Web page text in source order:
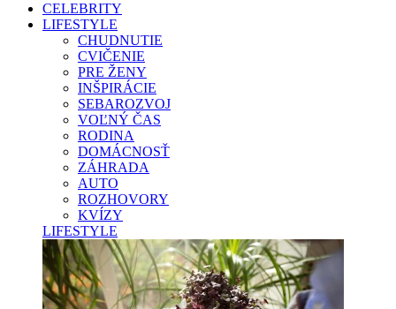
CELEBRITY
LIFESTYLE
CHUDNUTIE
CVIČENIE
PRE ŽENY
INŠPIRÁCIE
SEBAROZVOJ
VOĽNÝ ČAS
RODINA
DOMÁCNOSŤ
ZÁHRADA
AUTO
ROZHOVORY
KVÍZY
LIFESTYLE